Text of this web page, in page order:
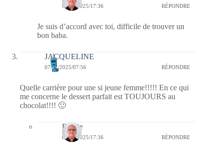
07/01/2025/17:36 RÉPONDRE
Je suis d’accord avec toi, difficile de trouver un
bon baba.
JACQUELINE
07/01/2025/07:56 RÉPONDRE
Quelle carrière pour une si jeune femme!!!!! En ce qui
me concerne le dessert parfait est TOUJOURS au
chocolat!!!! 🙂
Bernie
07/01/2025/17:36 RÉPONDRE